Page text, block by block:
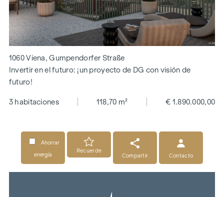
1060 Viena, Gumpendorfer Straße
Invertir en el futuro: ¡un proyecto de DG con visión de
futuro!
3 habitaciones 118,70 m² € 1.890.000,00
Ahorrar
energía
Recuerde
Compartir
Contacto